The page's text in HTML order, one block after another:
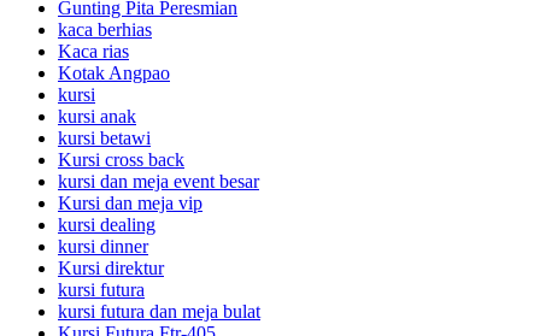
Gunting Pita Peresmian
kaca berhias
Kaca rias
Kotak Angpao
kursi
kursi anak
kursi betawi
Kursi cross back
kursi dan meja event besar
Kursi dan meja vip
kursi dealing
kursi dinner
Kursi direktur
kursi futura
kursi futura dan meja bulat